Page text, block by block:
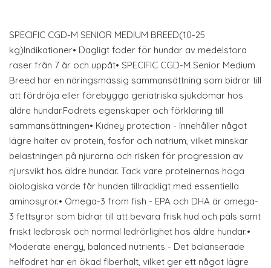
SPECIFIC CGD-M SENIOR MEDIUM BREED(10-25
kg)Indikationer• Dagligt foder för hundar av medelstora
raser från 7 år och uppåt• SPECIFIC CGD-M Senior Medium
Breed har en näringsmässig sammansättning som bidrar till
att fördröja eller förebygga geriatriska sjukdomar hos
äldre hundar.Fodrets egenskaper och förklaring till
sammansättningen• Kidney protection - Innehåller något
lägre halter av protein, fosfor och natrium, vilket minskar
belastningen på njurarna och risken för progression av
njursvikt hos äldre hundar. Tack vare proteinernas höga
biologiska värde får hunden tillräckligt med essentiella
aminosyror.• Omega-3 from fish - EPA och DHA är omega-
3 fettsyror som bidrar till att bevara frisk hud och päls samt
friskt ledbrosk och normal ledrörlighet hos äldre hundar.•
Moderate energy, balanced nutrients - Det balanserade
helfodret har en ökad fiberhalt, vilket ger ett något lägre